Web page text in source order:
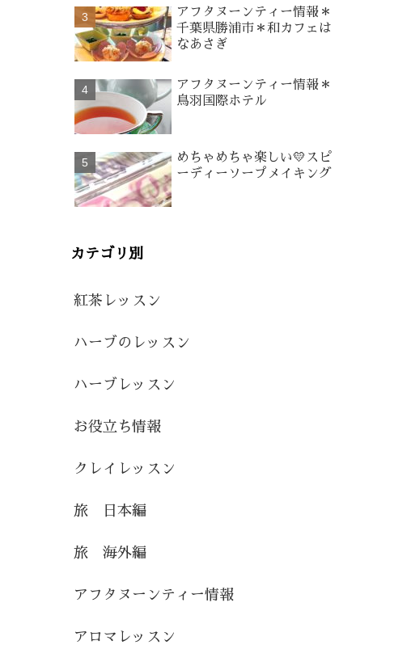
アフタヌーンティー情報＊
千葉県勝浦市＊和カフェは
なあさぎ
アフタヌーンティー情報＊
鳥羽国際ホテル
めちゃめちゃ楽しい💛スピ
ーディーソープメイキング
カテゴリ別
紅茶レッスン
ハーブのレッスン
ハーブレッスン
お役立ち情報
クレイレッスン
旅 日本編
旅 海外編
アフタヌーンティー情報
アロマレッスン